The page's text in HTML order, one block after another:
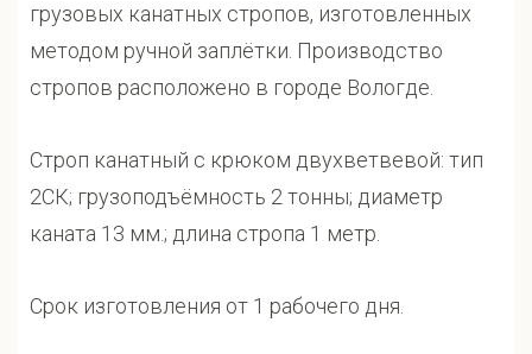
грузовых канатных стропов, изготовленных
методом ручной заплётки. Производство
стропов расположено в городе Вологде.
Строп канатный с крюком двухветвевой: тип
2СК; грузоподъёмность 2 тонны; диаметр
каната 13 мм.; длина стропа 1 метр.
Срок изготовления от 1 рабочего дня.